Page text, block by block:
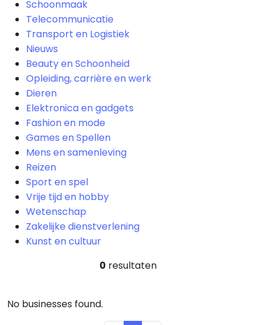
Schoonmaak
Telecommunicatie
Transport en Logistiek
Nieuws
Beauty en Schoonheid
Opleiding, carrière en werk
Dieren
Elektronica en gadgets
Fashion en mode
Games en Spellen
Mens en samenleving
Reizen
Sport en spel
Vrije tijd en hobby
Wetenschap
Zakelijke dienstverlening
Kunst en cultuur
0 resultaten
No businesses found.